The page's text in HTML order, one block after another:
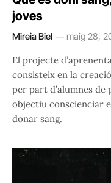
joves
Mireia Biel maig 28,
El projecte
consisteix en la
per part d’alumnes
objectiu conscienciar
donar sang.